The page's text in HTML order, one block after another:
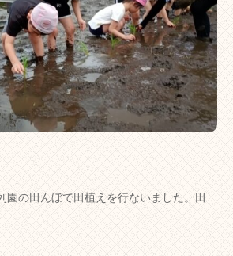
園の田んぼで田植えを行ないました。田